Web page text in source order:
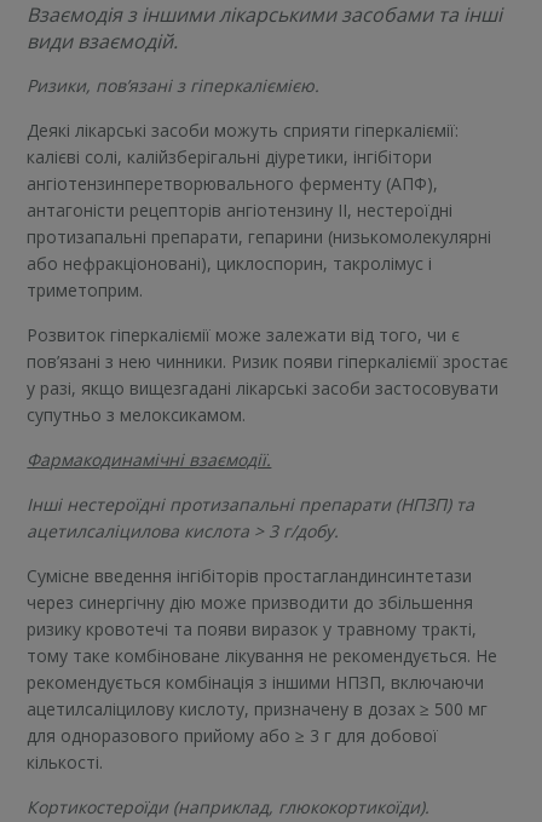
Взаємодія з іншими лікарськими засобами та інші
види взаємодій.
Ризики, пов’язані з гіперкаліємією.
Деякі лікарські засоби можуть сприяти гіперкаліємії:
калієві солі, калійзберігальні діуретики, інгібітори
ангіотензинперетворювального ферменту (АПФ),
антагоністи рецепторів ангіотензину II, нестероїдні
протизапальні препарати, гепарини (низькомолекулярні
або нефракціоновані), циклоспорин, такролімус і
триметоприм.
Розвиток гіперкаліємії може залежати від того, чи є
пов’язані з нею чинники. Ризик появи гіперкаліємії зростає
у разі, якщо вищезгадані лікарські засоби застосовувати
супутньо з мелоксикамом.
Фармакодинамічні взаємодії.
Інші нестероїдні протизапальні препарати (НПЗП) та
ацетилсаліцилова кислота > 3 г/добу.
Сумісне введення інгібіторів простагландинсинтетази
через синергічну дію може призводити до збільшення
ризику кровотечі та появи виразок у травному тракті,
тому таке комбіноване лікування не рекомендується. Не
рекомендується комбінація з іншими НПЗП, включаючи
ацетилсаліцилову кислоту, призначену в дозах ≥ 500 мг
для одноразового прийому або ≥ 3 г для добової
кількості.
Кортикостероїди (наприклад, глюкокортикоїди).